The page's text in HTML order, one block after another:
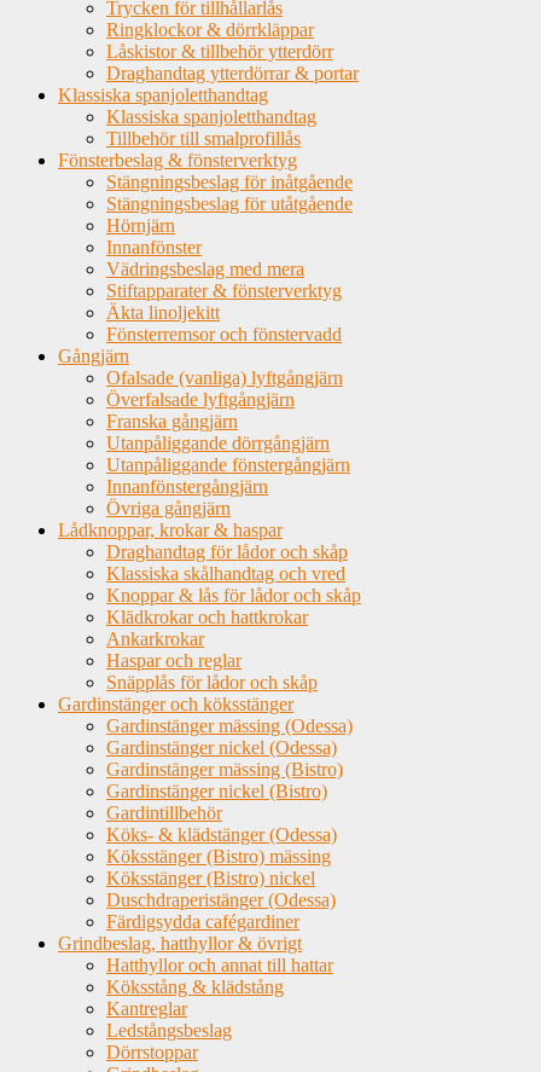
Trycken för tillhållarlås
Ringklockor & dörrkläppar
Låskistor & tillbehör ytterdörr
Draghandtag ytterdörrar & portar
Klassiska spanjoletthandtag
Klassiska spanjoletthandtag
Tillbehör till smalprofillås
Fönsterbeslag & fönsterverktyg
Stängningsbeslag för inåtgående
Stängningsbeslag för utåtgående
Hörnjärn
Innanfönster
Vädringsbeslag med mera
Stiftapparater & fönsterverktyg
Äkta linoljekitt
Fönsterremsor och fönstervadd
Gångjärn
Ofalsade (vanliga) lyftgångjärn
Överfalsade lyftgångjärn
Franska gångjärn
Utanpåliggande dörrgångjärn
Utanpåliggande fönstergångjärn
Innanfönstergångjärn
Övriga gångjärn
Lådknoppar, krokar & haspar
Draghandtag för lådor och skåp
Klassiska skålhandtag och vred
Knoppar & lås för lådor och skåp
Klädkrokar och hattkrokar
Ankarkrokar
Haspar och reglar
Snäpplås för lådor och skåp
Gardinstänger och köksstänger
Gardinstänger mässing (Odessa)
Gardinstänger nickel (Odessa)
Gardinstänger mässing (Bistro)
Gardinstänger nickel (Bistro)
Gardintillbehör
Köks- & klädstänger (Odessa)
Köksstänger (Bistro) mässing
Köksstänger (Bistro) nickel
Duschdraperistänger (Odessa)
Färdigsydda cafégardiner
Grindbeslag, hatthyllor & övrigt
Hatthyllor och annat till hattar
Köksstång & klädstång
Kantreglar
Ledstångsbeslag
Dörrstoppar